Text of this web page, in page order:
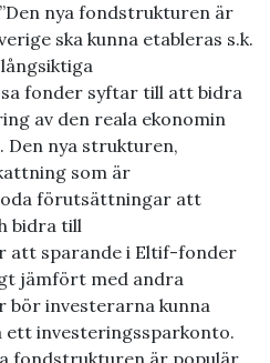
nya fondstrukturen är
ska kunna etableras s.k.
fonder syftar till att bidra
av den reala ekonomin
Den nya strukturen,
som är
förutsättningar att
bidra till
att sparande i Eltif-fonder
jämfört med andra
bör investerarna kunna
ett investeringssparkonto.